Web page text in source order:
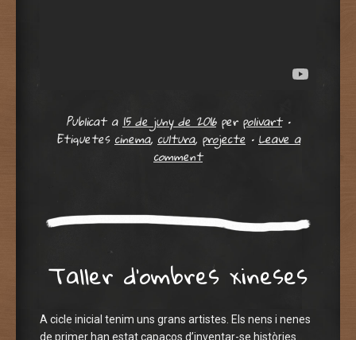
Publicat a15 de juny de 2016per polivart •
Etiquetescinema,cultura, projecte •Leave a
comment
Taller d’ombres xineses
A cicle inicial tenim uns grans artistes. Els nens i nenes
de primer han estat capaços d’inventar-se històries